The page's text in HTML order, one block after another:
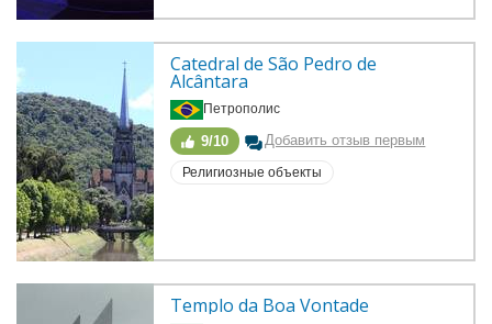
Catedral de São Pedro de
Alcântara
Петрополис
9/10 Добавить отзыв первым
Религиозные объекты
Templo da Boa Vontade